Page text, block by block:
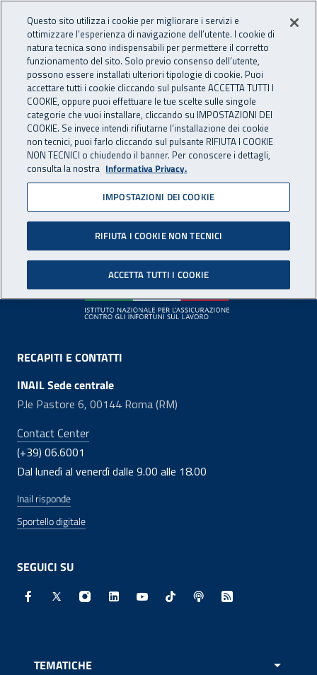
INAIL - Istituto Nazionale
Apri cerca
Navigazione principale
Pagina non disponibile
Il contenuto non è stato trovato. Per continuare la
navigazione è possibile ritornare alla
Footer
RECAPITI E CONTATTI
INAIL Sede centrale
P.le Pastore 6, 00144 Roma (RM)
Contact Center
(+39) 06.6001
Dal lunedì al venerdì dalle 9.00 alle 18.00
Inail risponde
Sportello digitale
SEGUICI SU
Facebook - Sito esterno - Apertura in nuova finestra
X - Sito esterno - Apertura in nuova finestra
Instagram - Sito esterno - Apertura in
Linkedin - Sito esterno - Apertura in
Youtube - Sito esterno -
TikTok - Sito esterno -
Spreaker - Sito
Feed RSS -
TEMATICHE
Questo sito utilizza i cookie per migliorare i servizi e
ottimizzare l’esperienza di navigazione dell’utente. I cookie di
natura tecnica sono indispensabili per permettere il corretto
funzionamento del sito. Solo previo consenso dell’utente,
possono essere installati ulteriori tipologie di cookie. Puoi
accettare tutti i cookie cliccando sul pulsante ACCETTA TUTTI I
COOKIE, oppure puoi effettuare le tue scelte sulle singole
categorie che vuoi installare, cliccando su IMPOSTAZIONI DEI
COOKIE. Se invece intendi rifiutarne l’installazione dei cookie
non tecnici, puoi farlo cliccando sul pulsante RIFIUTA I COOKIE
NON TECNICI o chiudendo il banner. Per conoscere i dettagli,
consulta la nostra Informativa Privacy.
IMPOSTAZIONI DEI COOKIE
RIFIUTA I COOKIE NON TECNICI
ACCETTA TUTTI I COOKIE